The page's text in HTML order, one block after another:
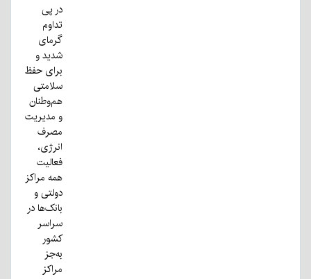
در پی
تداوم
گرمای
شدید و
برای حفظ
سلامتی
هم‌وطنان
و مدیریت
مصرف
انرژی،
فعالیت
همه مراکز
دولتی و
بانک‌ها در
سراسر
کشور
به‌جز
مراکز